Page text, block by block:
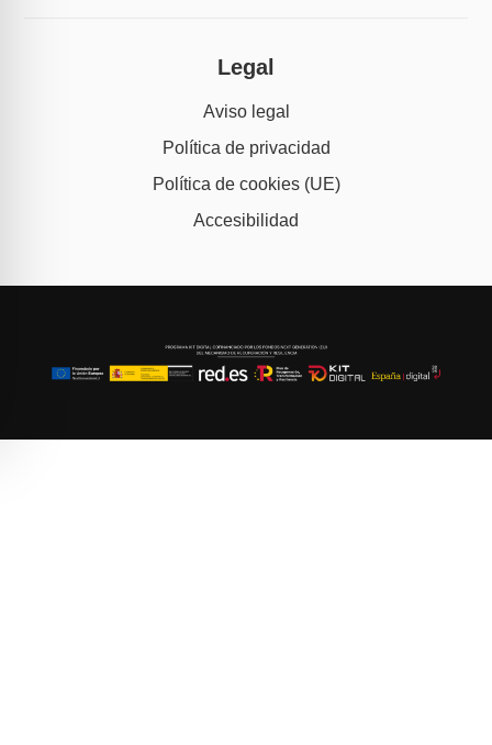
Legal
Aviso legal
Política de privacidad
Política de cookies (UE)
Accesibilidad